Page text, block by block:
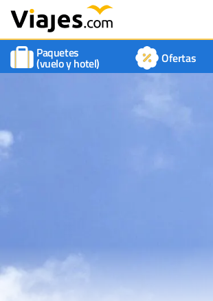
Paquetes
(vuelo y hotel) Ofertas